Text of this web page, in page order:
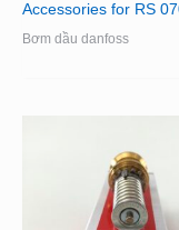
Accessories for RS
Bơm dầu danfoss